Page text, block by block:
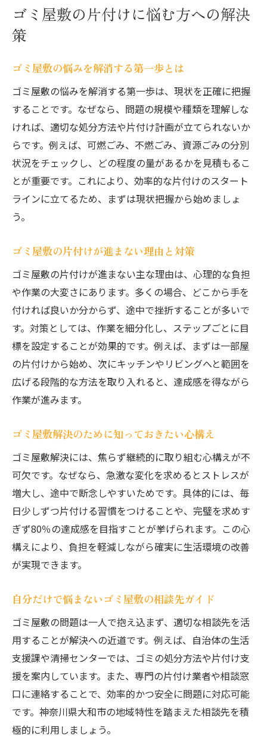
ゴミ屋敷問題における家族や周囲のサポー
重要性
効率よく進めるゴミ屋敷処分の手順
ゴミ屋敷処分は計画的な作業手順がカギ
分別から搬出までのゴミ屋敷整理の流れ
ゴミ屋敷清掃を効率化するポイントとは
ゴミ屋敷片付け費用を抑えるコツとおすす
め方法
ゴミ屋敷掃除業者の利用タイミングとメリ
ゴミ屋敷処分後のハウスクリーニング対策
ゴミ屋敷処分の費用相場を知って安心対応
ゴミ屋敷片付け費用 一軒家と集合住宅の違
い
ゴミ屋敷片付け費用 3LDKや間取り別の目安
見積もり時に確認すべき追加料金と注意点
片付け業者 値段の比較で賢く選ぶ方法
相場を知ることでゴミ屋敷片付け費用を適
ゴミ屋敷と散らかった部屋の違いを解説
ゴミ屋敷と散らかった部屋の違いを正しく
理解
ゴミ屋敷と認定される基準や特徴について
見分け方のポイントと自宅チェック方法
健康や近隣トラブルへの影響の違い
ゴミ屋敷片付け費用に影響する要素を把握
片付け作業を成功させるコツと注意点
ゴミ屋敷片付けを成功させる準備と心構え
安全にゴミ屋敷清掃を進めるための注意点
無理のないスケジュールで片付けを継続す
る方法
ゴミ屋敷 ハウスクリーニングを活用した効
果的整理
ゴミ屋敷の片付けに悩む方への解決
策
ゴミ屋敷の悩みを解消する第一歩とは
ゴミ屋敷の悩みを解消する第一歩は、現状を正確に把握
することです。なぜなら、問題の規模や種類を理解しな
ければ、適切な処分方法や片付け計画が立てられないか
らです。例えば、可燃ごみ、不燃ごみ、資源ごみの分別
状況をチェックし、どの程度の量があるかを見積もるこ
とが重要です。これにより、効率的な片付けのスタート
ラインに立てるため、まずは現状把握から始めましょ
う。
ゴミ屋敷の片付けが進まない理由と対策
ゴミ屋敷の片付けが進まない主な理由は、心理的な負担
や作業の大変さにあります。多くの場合、どこから手を
付ければ良いか分からず、途中で挫折することが多いで
す。対策としては、作業を細分化し、ステップごとに目
標を設定することが効果的です。例えば、まずは一部屋
の片付けから始め、次にキッチンやリビングへと範囲を
広げる段階的な方法を取り入れると、達成感を得ながら
作業が進みます。
ゴミ屋敷解決のために知っておきたい心構え
ゴミ屋敷解決には、焦らず継続的に取り組む心構えが不
可欠です。なぜなら、急激な変化を求めるとストレスが
増大し、途中で断念しやすいためです。具体的には、毎
日少しずつ片付ける習慣をつけることや、完璧を求めす
ぎず80％の達成感を目指すことが挙げられます。この心
構えにより、負担を軽減しながら確実に生活環境の改善
が実現できます。
自分だけで悩まないゴミ屋敷の相談先ガイド
ゴミ屋敷の問題は一人で抱え込まず、適切な相談先を活
用することが解決への近道です。例えば、自治体の生活
支援課や清掃センターでは、ゴミの処分方法や片付け支
援を案内しています。また、専門の片付け業者や相談窓
口に連絡することで、効率的かつ安全に問題に対応可能
です。神奈川県大和市の地域特性を踏まえた相談先を積
極的に利用しましょう。